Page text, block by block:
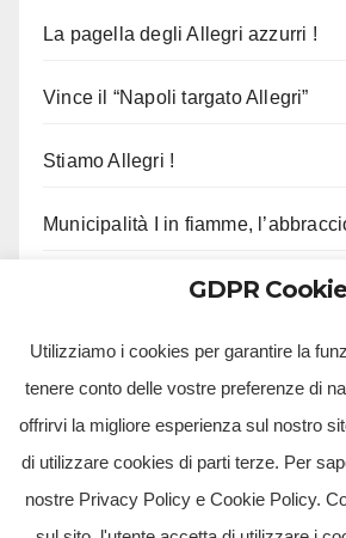
La pagella degli Allegri azzurri !
Vince il “Napoli targato Allegri”
Stiamo Allegri !
Municipalità I in fiamme,
Gli aggiornamenti di Musumeci sui
GDPR Cookie
Utilizziamo i cookies per garantire la
tenere conto delle vostre preferenze di
offrirvi la migliore esperienza sul nostro
di utilizzare cookies di parti terze. Per
nostre Privacy Policy e Cookie Policy.